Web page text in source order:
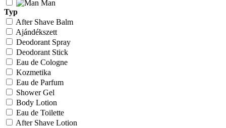
Man
Typ
After Shave Balm
Ajándékszett
Deodorant Spray
Deodorant Stick
Eau de Cologne
Kozmetika
Eau de Parfum
Shower Gel
Body Lotion
Eau de Toilette
After Shave Lotion